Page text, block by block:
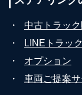
・ 中古トラッ
・
LINEトラッ
・
オプション
・
車両ご提案